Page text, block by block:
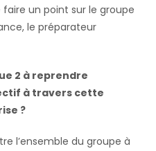
un point sur le groupe
le préparateur
2 à reprendre
à travers cette
?
l’ensemble du groupe à